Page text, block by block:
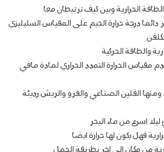
الحرارية وبين كيف ترتبطان معا
دائما درجة حرارة الجيم على المقياس السليليزي
والطاقة الحركية
مقياس الحرارة التمدد الحراري لمادة مافي
الفلين الصناعي والفرو والريش رديئة
اسرع من ماء البحر
فهل يكون لها حرارة ايضا
من مكان الى اخر بطريقة الحمل